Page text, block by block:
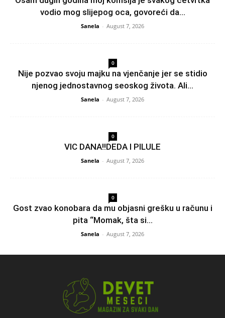
vodio mog slijepog oca, govoreći da...
Sanela - August 7, 2026
0
Nije pozvao svoju majku na vjenčanje jer se stidio
njenog jednostavnog seoskog života. Ali...
Sanela - August 7, 2026
0
VIC DANA!!DEDA I PILULE
Sanela - August 7, 2026
0
Gost zvao konobara da mu objasni grešku u računu i
pita “Momak, šta si...
Sanela - August 7, 2026